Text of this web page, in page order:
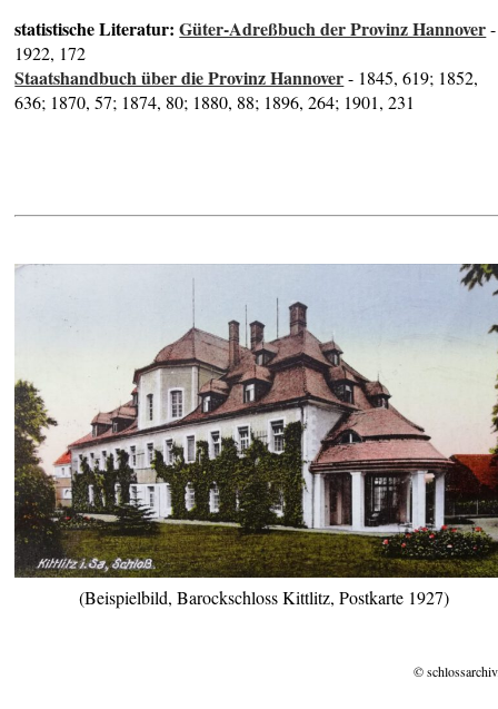
statistische Literatur:Güter-Adreßbuch der Provinz Hannover-
1922, 172
Staatshandbuch über die Provinz Hannover- 1845, 619; 1852,
636; 1870, 57; 1874, 80; 1880, 88; 1896, 264; 1901, 231
(Beispielbild, Barockschloss Kittlitz, Postkarte 1927)
©